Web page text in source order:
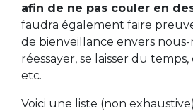
afin de ne pas couler en
faudra également faire
de bienveillance envers nous-
réessayer, se laisser du
etc.
Voici une liste (non